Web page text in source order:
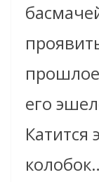
его
Катится